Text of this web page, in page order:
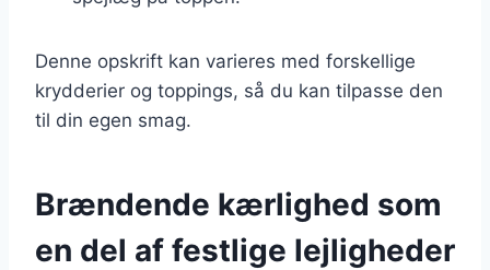
Denne opskrift kan varieres med forskellige
krydderier og toppings, så du kan tilpasse den
til din egen smag.
Brændende kærlighed som
en del af festlige lejligheder